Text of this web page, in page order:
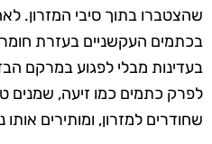
שהצטברו בתוך סיבי המזרון.
בכתמים העקשניים בעזרת חומרי
בעדינות מבלי לפגוע במרקם
לפרק כתמים כמו זיעה, שמנים
שחודרים למזרון, ומותירים אותו